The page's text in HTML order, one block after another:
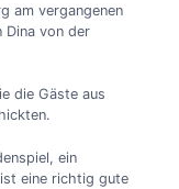
am vergangenen
Dina von der
die Gäste aus
ein
eine richtig gute